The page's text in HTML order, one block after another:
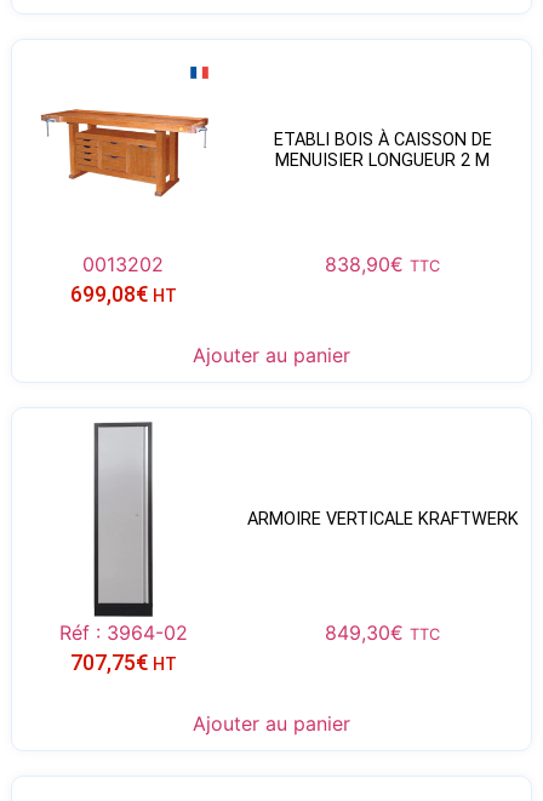
ETABLI BOIS À CAISSON DE
MENUISIER LONGUEUR 2 M
0013202 838,90€ TTC
699,08€ HT
Ajouter au panier
ARMOIRE VERTICALE KRAFTWERK
Réf : 3964-02 849,30€ TTC
707,75€ HT
Ajouter au panier